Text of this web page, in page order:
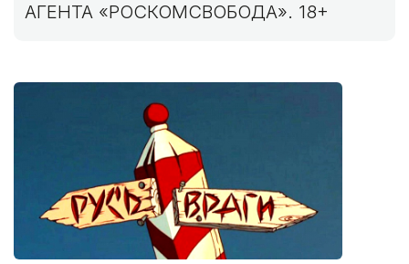
АГЕНТА «РОСКОМСВОБОДА». 18+